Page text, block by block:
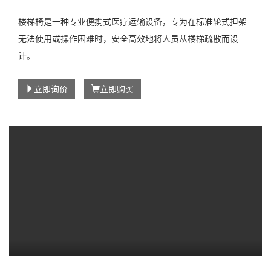
楼梯椅是一种专业便携式医疗运输设备，专为在标准轮式担架
无法使用或操作困难时，安全高效地将人员从楼梯疏散而设
计。
立即询价 立即购买